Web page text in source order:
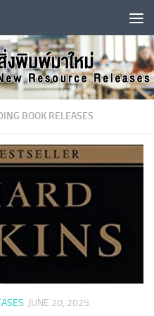
BOOK RELEASES
JUNE 20, 2025